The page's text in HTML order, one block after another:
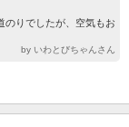
のりでしたが、空気もお
by いわとびちゃんさん